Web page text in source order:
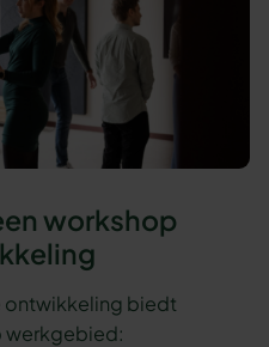
workshop
ontwikkeling biedt
werkgebied: